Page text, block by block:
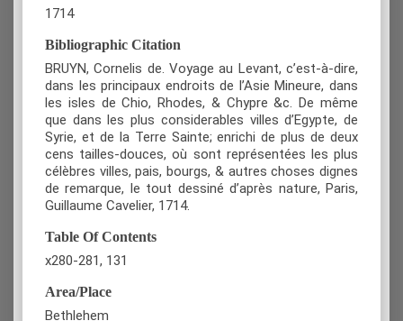
1714
Bibliographic Citation
BRUYN, Cornelis de. Voyage au Levant, c’est-à-dire,
dans les principaux endroits de l’Asie Mineure, dans
les isles de Chio, Rhodes, & Chypre &c. De même
que dans les plus considerables villes d’Egypte, de
Syrie, et de la Terre Sainte; enrichi de plus de deux
cens tailles-douces, où sont représentées les plus
célèbres villes, pais, bourgs, & autres choses dignes
de remarque, le tout dessiné d’après nature, Paris,
Guillaume Cavelier, 1714.
Table Of Contents
x280-281, 131
Area/Place
Bethlehem